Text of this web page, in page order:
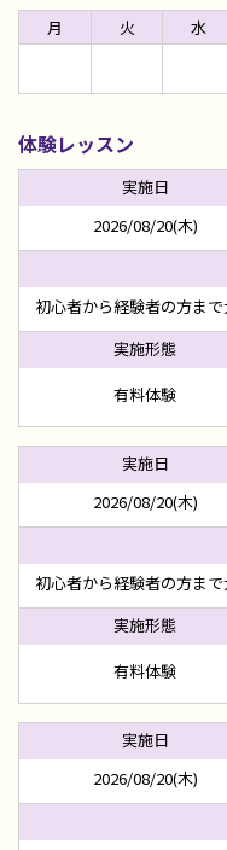
月 火 水
体験レッスン
2026/08/20(木)
初心者から経験者の方ま
有料体験
2026/08/20(木)
初心者から経験者の方ま
有料体験
2026/08/20(木)